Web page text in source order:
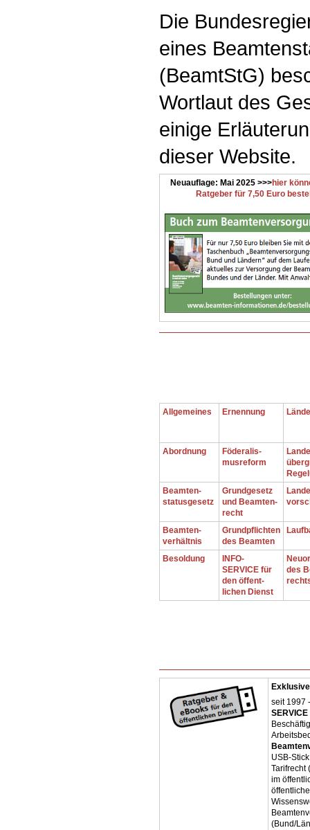
Die
eines
(BeamtStG)
Wortlaut des
einige
dieser Website.
Neuauflage: Mai 2025 >>>hier
Ratgeber für 7,50 Euro
Allgemeines Ernennung
Abordnung
Föderalis-
musreform
Beamten-
statusgesetz
Grundgesetz
und Beamten-
recht
Beamten-
verhältnis
Grundpflichten
des Beamten
Besoldung
INFO-
SERVICE für
den öffent-
lichen Dienst
des
seit 1997
USB-
Tarifrecht
im
(Bund/